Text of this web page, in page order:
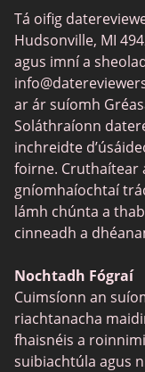
Aipeanna Dátú
Tinder vs Zoosk
Zoosk vs Match
Feabie
POF vs Match
eHarmony vs
SPDate
TenderMeets
Fetlife
Alua
TinyChat
Tá oifig
Hudsonville, MI
agus imní a
ar ár suíomh
Soláthraíonn
inchreidte
foirne. Cruthaítear
gníomhaíochtaí
lámh chúnta a
cinneadh a
Nochtadh Fógraí
Cuimsíonn an
riachtanacha
fhaisnéis a
suibiachtúla agus